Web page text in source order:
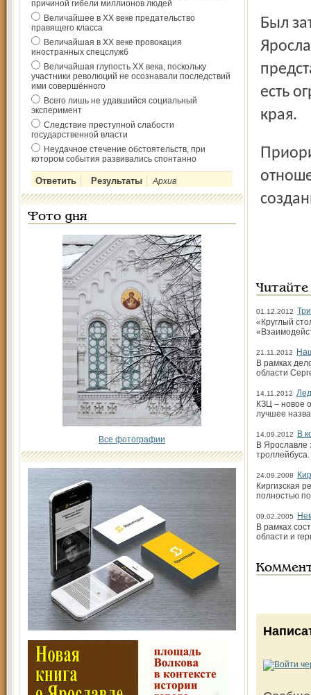
причиной гибели миллионов людей
Величайшее в ХХ веке предательство
правящего класса
Величайшая в ХХ веке провокация
иностранных спецслужб
Величайшая глупость ХХ века, поскольку
участники революций не осознавали последствий
ими совершённого
Всего лишь не удавшийся социальный
эксперимент
Следствие преступной слабости
государственной власти
Неудачное стечение обстоятельств, при
котором события развивались спонтанно
Архив
Фото дня
Все фотографии
Был затронут вопрос туристических возможностей
есть
края.
Приоритетное направление в социально-экономических
01.12.2012
«Круглый
21.11.2012
В рамках
области
14.11.2012
КЗЦ – новое
лучшее
14.09.2012
В
В Ярославле
троллейбуса.
24.09.2008
Киргизская
полностью
09.02.2005
В рамках
области и